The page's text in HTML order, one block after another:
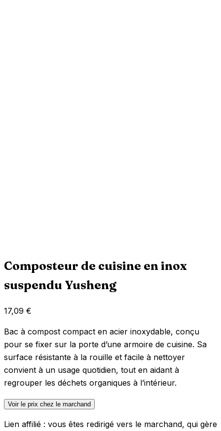
Composteur de cuisine en inox
suspendu Yusheng
17,09 €
Bac à compost compact en acier inoxydable, conçu
pour se fixer sur la porte d’une armoire de cuisine. Sa
surface résistante à la rouille et facile à nettoyer
convient à un usage quotidien, tout en aidant à
regrouper les déchets organiques à l’intérieur.
Voir le prix chez le marchand
Lien affilié : vous êtes redirigé vers le marchand, qui gère